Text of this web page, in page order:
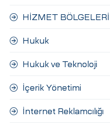
HİZMET BÖLGELERİ
Hukuk
Hukuk ve Teknoloji
İçerik Yönetimi
İnternet Reklamcılığı